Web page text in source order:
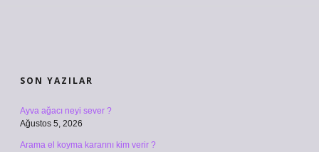
SON YAZILAR
Ayva ağacı neyi sever ?
Ağustos 5, 2026
Arama el koyma kararını kim verir ?